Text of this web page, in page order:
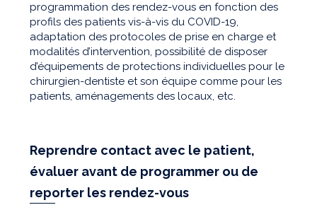
programmation des rendez-vous en fonction des
profils des patients vis-à-vis du COVID-19,
adaptation des protocoles de prise en charge et
modalités d’intervention, possibilité de disposer
d’équipements de protections individuelles pour le
chirurgien-dentiste et son équipe comme pour les
patients, aménagements des locaux, etc.
Reprendre contact avec le patient,
évaluer avant de programmer ou de
reporter les rendez-vous